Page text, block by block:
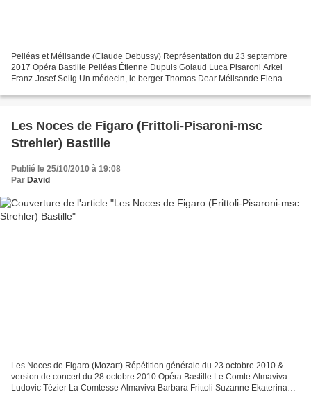
Pelléas et Mélisande (Claude Debussy) Représentation du 23 septembre
2017 Opéra Bastille Pelléas Étienne Dupuis Golaud Luca Pisaroni Arkel
Franz‑Josef Selig Un médecin, le berger Thomas Dear Mélisande Elena
Les Noces de Figaro (Frittoli-Pisaroni-msc
Strehler) Bastille
Publié le 25/10/2010 à 19:08
Par David
Les Noces de Figaro (Mozart) Répétition générale du 23 octobre 2010 &
version de concert du 28 octobre 2010 Opéra Bastille Le Comte Almaviva
Ludovic Tézier La Comtesse Almaviva Barbara Frittoli Suzanne Ekaterina